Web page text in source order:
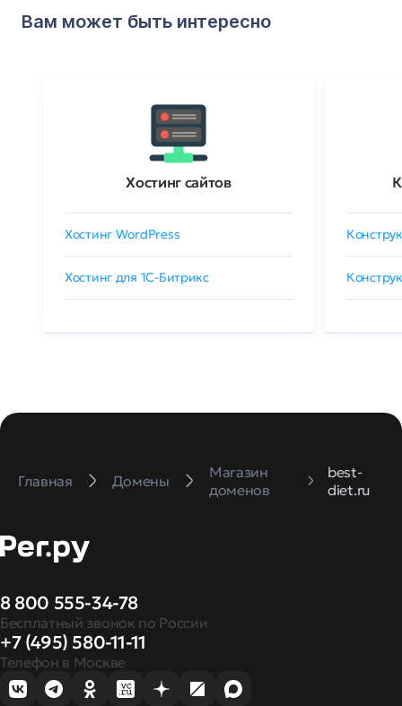
Вам может быть интересно
Хостинг сайтов
Хостинг WordPress
Хостинг для 1C-Битрикс
Главная Домены
Магазин
доменов
best-
diet.ru
8 800 555-34-78
Бесплатный звонок по России
+7 (495) 580-11-11
Телефон в Москве